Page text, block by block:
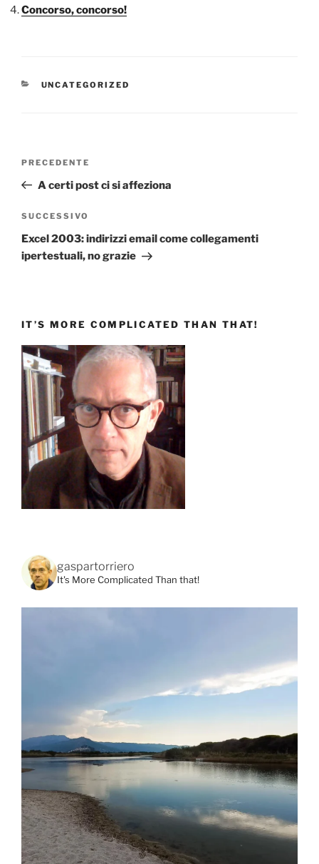
Concorso, concorso!
CATEGORIE
UNCATEGORIZED
Articolo
precedente:
PRECEDENTE
A certi post ci si affeziona
Articolo
successivo
SUCCESSIVO
Excel 2003: indirizzi email come collegamenti
ipertestuali, no grazie
IT’S MORE COMPLICATED THAN THAT!
gaspartorriero
It's More Complicated Than that!